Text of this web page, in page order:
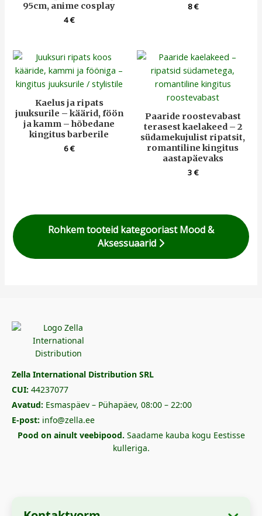
95cm, anime cosplay
4€
8€
Kaelus ja ripats
juuksurile – käärid, föön
ja kamm – hõbedane
kingitus barberile
6€
Paaride roostevabast
terasest kaelakeed – 2
südamekujulist ripatsit,
romantiline kingitus
aastapäevaks
3€
Rohkem tooteid kategooriast Mood &
Aksessuaarid
Zella International Distribution SRL
CUI: 44237077
Avatud: Esmaspäev – Pühapäev, 08:00 – 22:00
E-post: info@zella.ee
Pood on ainult veebipood. Saadame kauba kogu Eestisse
kulleriga.